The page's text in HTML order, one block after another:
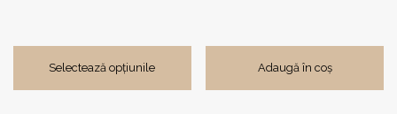
Selectează opțiunile Adaugă în coș